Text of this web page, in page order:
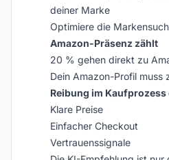
deiner Marke
Optimiere die
Amazon-Präsenz zählt
20 % gehen direkt zu
Dein Amazon-Profil muss
Reibung im
Klare Preise
Einfacher Checkout
Vertrauenssignale